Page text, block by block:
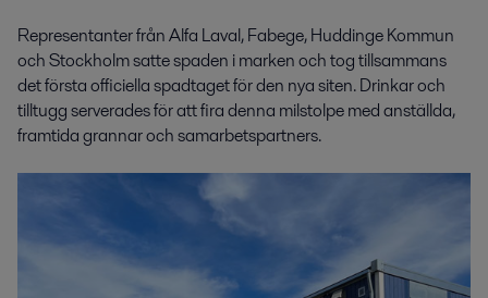
Representanter från Alfa Laval, Fabege, Huddinge Kommun
och Stockholm satte spaden i marken och tog tillsammans
det första officiella spadtaget för den nya siten. Drinkar och
tilltugg serverades för att fira denna milstolpe med anställda,
framtida grannar och samarbetspartners.